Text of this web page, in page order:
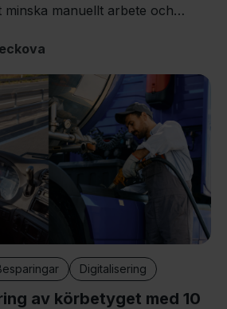
manuellt arbete och
Digitalisering
av körbetyget med 10